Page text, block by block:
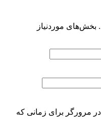
بخش‌های موردنیاز
مرورگر برای زمانی که